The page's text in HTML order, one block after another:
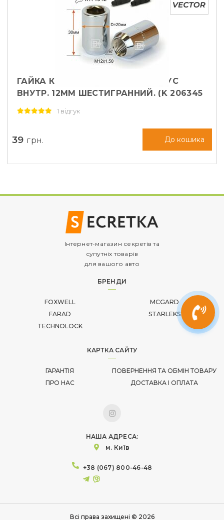
ГАЙКА КОЛІСНА M12X1, 5X30 КОНУС
ВНУТР. 12ММ ШЕСТИГРАННИЙ. (K 206345
CR)
1 відгук
39 грн. До кошика
Інтернет-магазин секретів та
супутніх товарів
для вашого авто
БРЕНДИ
FOXWELL
MCGARD
FARAD
STARLEKS
TECHNOLOCK
КАРТКА САЙТУ
ГАРАНТІЯ
ПОВЕРНЕННЯ ТА ОБМІН ТОВАРУ
ПРО НАС
ДОСТАВКА І ОПЛАТА
НАША АДРЕСА:
м. Київ
+38 (067) 800-46-48
Всі права захищені © 2026